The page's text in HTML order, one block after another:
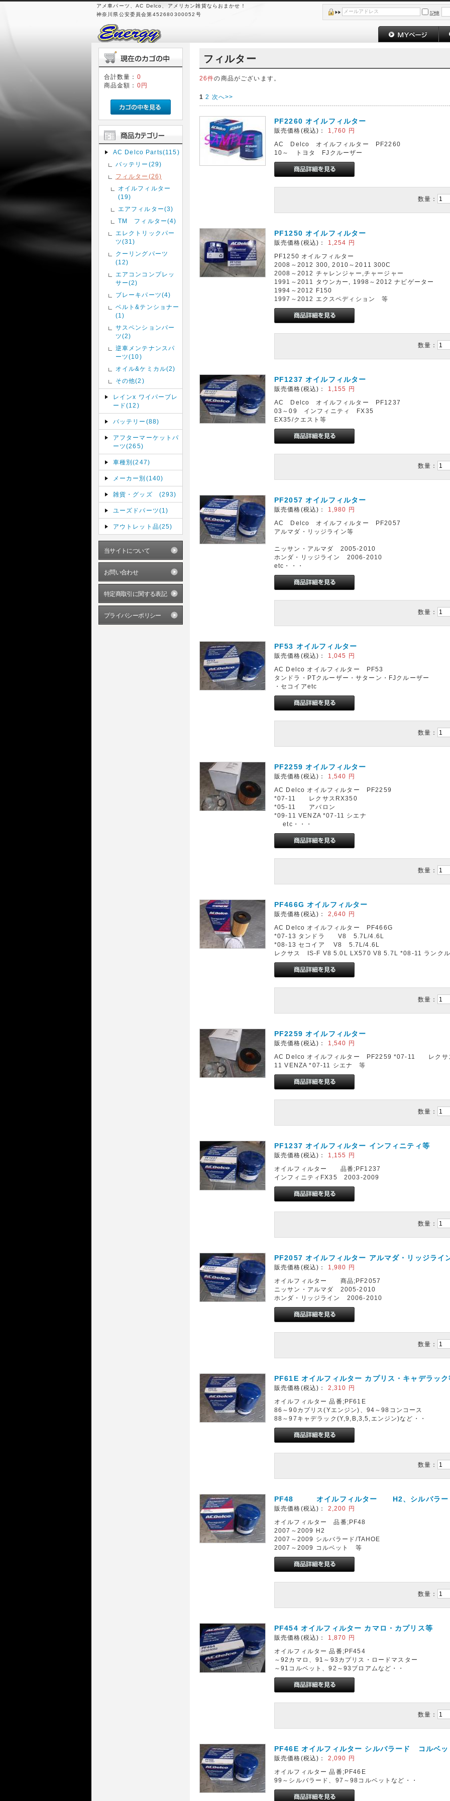
アメ車パーツ、AC Delco、アメリカン雑貨ならおまかせ！
神奈川県公安委員会第452680300052号
記憶
合計数量： 0
商品金額： 0円
AC Delco Parts(115)
バッテリー(29)
フィルター(26)
オイルフィルター
(19)
エアフィルター(3)
TM フィルター(4)
エレクトリックパー
ツ(31)
クーリングパーツ
(12)
エアコンコンプレッ
サー(2)
ブレーキパーツ(4)
ベルト&テンショナー
(1)
サスペンションパー
ツ(2)
逆車メンテナンスパ
ーツ(10)
オイル&ケミカル(2)
その他(2)
レインx ワイパーブレ
ード(12)
バッテリー(88)
アフターマーケットパ
ーツ(265)
車種別(247)
メーカー別(140)
雑貨・グッズ (293)
ユーズドパーツ(1)
アウトレット品(25)
当サイトについて
お問い合わせ
特定商取引に関する表記
プライバシーポリシー
フィルター
26件の商品がございます。
1 2 次へ>>
PF2260 オイルフィルター
販売価格(税込)： 1,760 円
AC Delco オイルフィルター PF2260
10～ トヨタ FJクルーザー
数量：
PF1250 オイルフィルター
販売価格(税込)： 1,254 円
PF1250 オイルフィルター
2008～2012 300, 2010～2011 300C
2008～2012 チャレンジャー,チャージャー
1991～2011 タウンカー, 1998～2012 ナビゲーター
1994～2012 F150
1997～2012 エクスペディション 等
数量：
PF1237 オイルフィルター
販売価格(税込)： 1,155 円
AC Delco オイルフィルター PF1237
03～09 インフィニティ FX35
EX35/クエスト等
数量：
PF2057 オイルフィルター
販売価格(税込)： 1,980 円
AC Delco オイルフィルター PF2057
アルマダ・リッジライン等
ニッサン・アルマダ 2005-2010
ホンダ・リッジライン 2006-2010
etc・・・
数量：
PF53 オイルフィルター
販売価格(税込)： 1,045 円
AC Delco オイルフィルター PF53
タンドラ・PTクルーザー・サターン・FJクルーザー
・セコイアetc
数量：
PF2259 オイルフィルター
販売価格(税込)： 1,540 円
AC Delco オイルフィルター PF2259
*07-11 レクサスRX350
*05-11 アバロン
*09-11 VENZA *07-11 シエナ
etc・・・
数量：
PF466G オイルフィルター
販売価格(税込)： 2,640 円
AC Delco オイルフィルター PF466G
*07-13 タンドラ V8 5.7L/4.6L
*08-13 セコイア V8 5.7L/4.6L
レクサス IS-F V8 5.0L LX570 V8 5.7L *08-11 ランク
数量：
PF2259 オイルフィルター
販売価格(税込)： 1,540 円
AC Delco オイルフィルター PF2259 *07-11 レク
11 VENZA *07-11 シエナ 等
数量：
PF1237 オイルフィルター インフィニティ等
販売価格(税込)： 1,155 円
オイルフィルター 品番;PF1237
インフィニティFX35 2003-2009
数量：
PF2057 オイルフィルター アルマダ・リッジライ
販売価格(税込)： 1,980 円
オイルフィルター 商品;PF2057
ニッサン・アルマダ 2005-2010
ホンダ・リッジライン 2006-2010
数量：
PF61E オイルフィルター カプリス・キャデラック
販売価格(税込)： 2,310 円
オイルフィルター 品番;PF61E
86～90カプリス(Yエンジン)、94～98コンコース
88～97キャデラック(Y,9,B,3,5,エンジン)など・・
数量：
PF48 オイルフィルター H2、シルバラード
販売価格(税込)： 2,200 円
オイルフィルター 品番;PF48
2007～2009 H2
2007～2009 シルバラード/TAHOE
2007～2009 コルベット 等
数量：
PF454 オイルフィルター カマロ・カプリス等
販売価格(税込)： 1,870 円
オイルフィルター 品番;PF454
～92カマロ、91～93カプリス・ロードマスター
～91コルベット、92～93ブロアムなど・・
数量：
PF46E オイルフィルター シルバラード コルベッ
販売価格(税込)： 2,090 円
オイルフィルター 品番;PF46E
99～シルバラード、97～98コルベットなど・・